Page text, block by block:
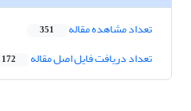
تعداد مشاهده مقاله 351
تعداد دریافت فایل اصل مقاله 172